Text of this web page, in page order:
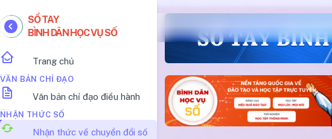
SỔ TAY
BÌNH DÂN HỌC VỤ SỐ
Trang chủ
VĂN BẢN CHỈ ĐẠO
Văn bản chỉ đạo điều hành
NHẬN THỨC SỐ
Nhận thức về chuyển đổi số